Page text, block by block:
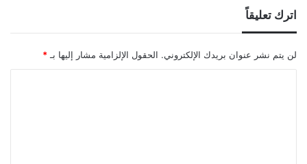
اترك تعليقاً
لن يتم نشر عنوان بريدك الإلكتروني. الحقول الإلزامية مشار إليها بـ *